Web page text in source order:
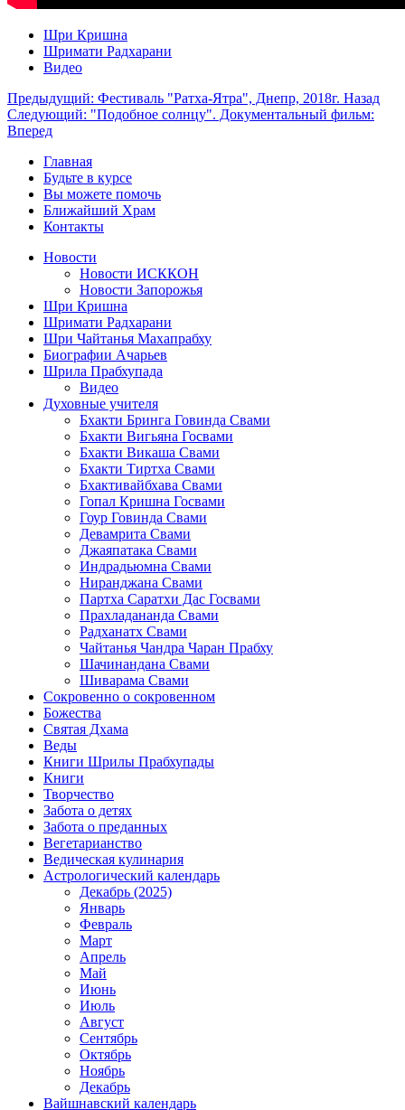
Шри Кришна
Шримати Радхарани
Видео
Предыдущий: Фестиваль "Ратха-Ятра", Днепр, 2018г. Назад
Следующий: "Подобное солнцу". Документальный фильм:
Вперед
Главная
Будьте в курсе
Вы можете помочь
Ближайший Храм
Контакты
Новости
Новости ИСККОН
Новости Запорожья
Шри Кришна
Шримати Радхарани
Шри Чайтанья Махапрабху
Биографии Ачарьев
Шрила Прабхупада
Видео
Духовные учителя
Бхакти Бринга Говинда Свами
Бхакти Вигьяна Госвами
Бхакти Викаша Свами
Бхакти Тиртха Свами
Бхактивайбхава Свами
Гопал Кришна Госвами
Гоур Говинда Свами
Девамрита Свами
Джаяпатака Свами
Индрадьюмна Свами
Ниранджана Свами
Партха Саратхи Дас Госвами
Прахладананда Свами
Радханатх Свами
Чайтанья Чандра Чаран Прабху
Шачинандана Свами
Шиварама Свами
Сокровенно о сокровенном
Божества
Святая Дхама
Веды
Книги Шрилы Прабхупады
Книги
Творчество
Забота о детях
Забота о преданных
Вегетарианство
Ведическая кулинария
Астрологический календарь
Декабрь (2025)
Январь
Февраль
Март
Апрель
Май
Июнь
Июль
Август
Сентябрь
Октябрь
Ноябрь
Декабрь
Вайшнавский календарь